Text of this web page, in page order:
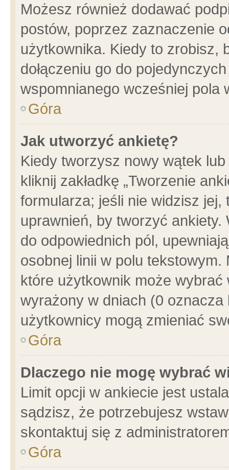
Możesz również dodawać
postów, poprzez zaznaczenie
użytkownika. Kiedy to zrobisz,
dołączeniu go do
wspomnianego wcześniej pola
Góra
Jak utworzyć ankietę?
Kiedy tworzysz nowy wątek
kliknij zakładkę „Tworzenie
formularza; jeśli nie widzisz
uprawnień, by tworzyć ankiety.
do odpowiednich pól,
osobnej linii w polu
które użytkownik może
wyrażony w dniach (0
użytkownicy mogą zmieniać
Góra
Dlaczego nie mogę wybrać
Limit opcji w ankiecie jest
sądzisz, że potrzebujesz
skontaktuj się z
Góra